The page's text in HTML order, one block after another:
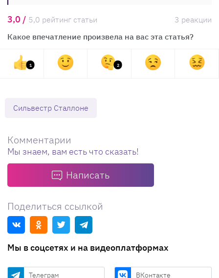
3,0 / 5,0 рейтинг статьи
3 реакции
Какое впечатление произвела на вас эта статья?
1 2
Сильвестр Сталлоне
Комментарии
Мы знаем, вам есть что сказать!
Написать
Поделиться ссылкой
Мы в соцсетях и на видеоплатформах
Телеграм ВКонтакте